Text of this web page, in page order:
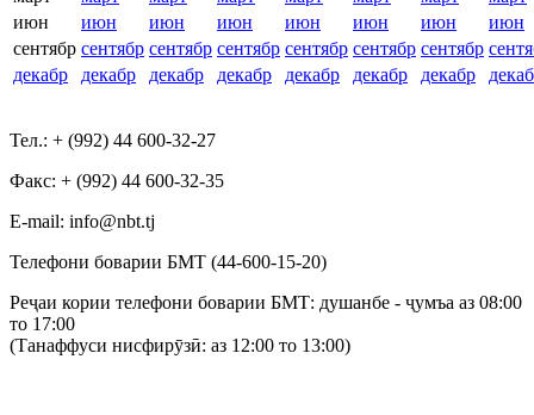
июн
июн июн июн июн июн июн
июн
сентябр сентябр сентябр сентябр сентябр сентябр сентябр
декабр
декабр декабр декабр декабр декабр декабр
Тел.: + (992) 44 600-32-27
Факс: + (992) 44 600-32-35
Е-mail: info@nbt.tj
Телефони боварии БМТ (44-600-15-20)
Реҷаи кории телефони боварии БМТ: душанбе - ҷумъа аз 08:00
то 17:00
(Танаффуси нисфирӯзӣ: аз 12:00 то 13:00)